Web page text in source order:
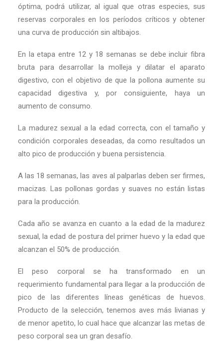
óptima, podrá utilizar, al igual que otras especies, sus
reservas corporales en los períodos críticos y obtener
una curva de producción sin altibajos.
En la etapa entre 12 y 18 semanas se debe incluir fibra
bruta para desarrollar la molleja y dilatar el aparato
digestivo, con el objetivo de que la pollona aumente su
capacidad digestiva y, por consiguiente, haya un
aumento de consumo.
La madurez sexual a la edad correcta, con el tamaño y
condición corporales deseadas, da como resultados un
alto pico de producción y buena persistencia.
A las 18 semanas, las aves al palparlas deben ser firmes,
macizas. Las pollonas gordas y suaves no están listas
para la producción.
Cada año se avanza en cuanto a la edad de la madurez
sexual, la edad de postura del primer huevo y la edad que
alcanzan el 50% de producción.
El peso corporal se ha transformado en un
requerimiento fundamental para llegar a la producción de
pico de las diferentes líneas genéticas de huevos.
Producto de la selección, tenemos aves más livianas y
de menor apetito, lo cual hace que alcanzar las metas de
peso corporal sea un gran desafío.